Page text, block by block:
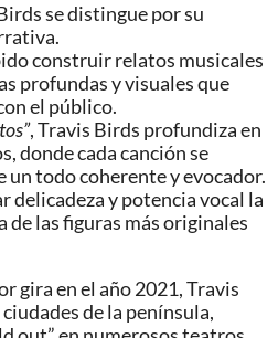
se distingue por su
construir relatos musicales
profundas y visuales que
el público.
, Travis Birds profundiza en
donde cada canción se
un todo coherente y evocador.
delicadeza y potencia vocal la
de las figuras más originales
gira en el año 2021, Travis
de la península,